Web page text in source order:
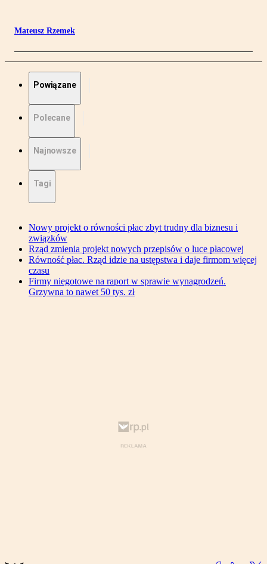
Mateusz Rzemek
Powiązane
Polecane
Najnowsze
Tagi
Nowy projekt o równości płac zbyt trudny dla biznesu i
związków
Rząd zmienia projekt nowych przepisów o luce płacowej
Równość płac. Rząd idzie na ustępstwa i daje firmom więcej
czasu
Firmy niegotowe na raport w sprawie wynagrodzeń.
Grzywna to nawet 50 tys. zł